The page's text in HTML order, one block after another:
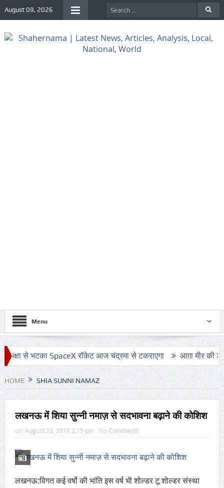
August 09, 2026
Menu
से भटका SpaceX रॉकेट आज चंद्रमा से टकराएगा आग़ा मीर की ड्योढ़ी:
HOME SHIA SUNNI NAMAZ
लखनऊ में शिया सुन्नी नमाज़ से सदभावना बढ़ाने की कोशिश
on: August 23, 2018 2:15 pm No Comments
लखनऊ:विगत कई वर्षो की भांति इस वर्ष भी शोल्डर टू शोल्डर संस्था